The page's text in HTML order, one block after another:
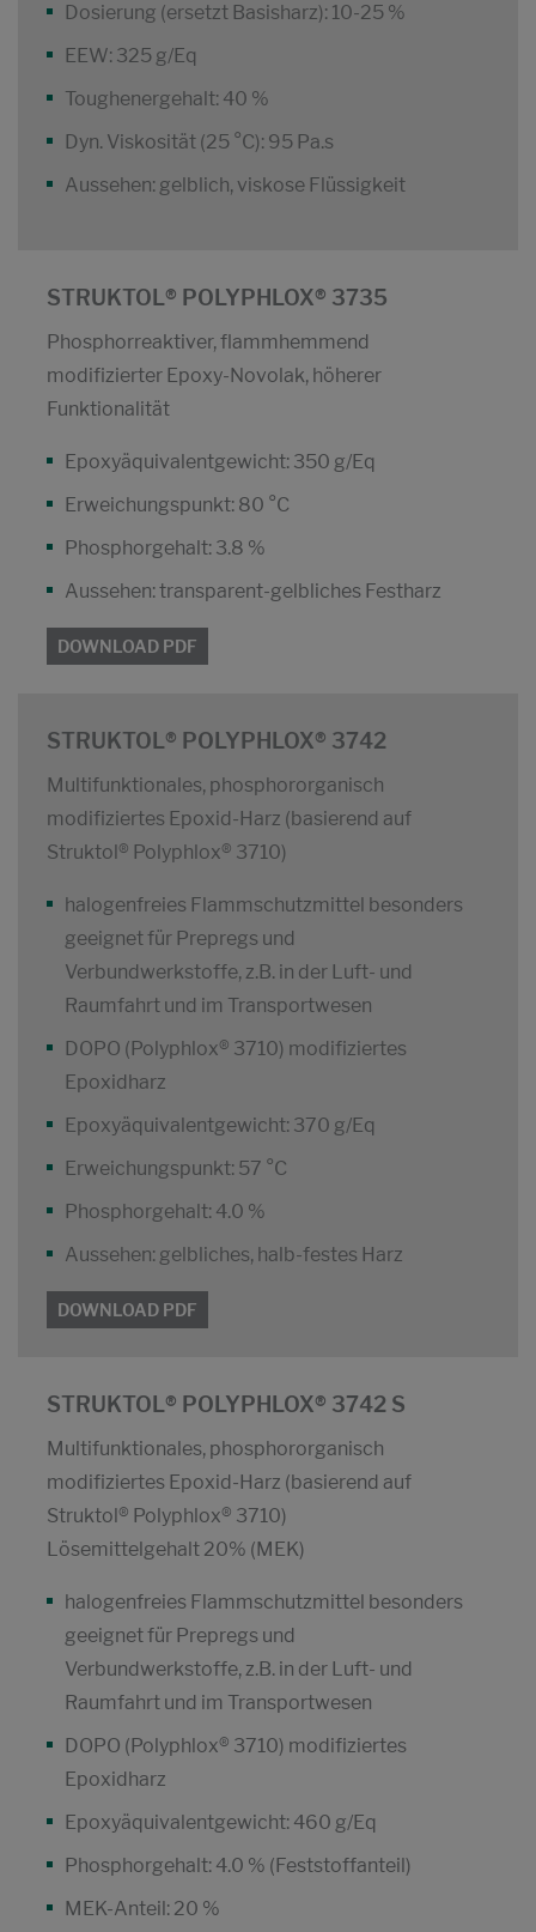
Dosierung (ersetzt Basisharz): 10-25 %
EEW: 325 g/Eq
Toughenergehalt: 40 %
Dyn. Viskosität (25 °C): 95 Pa.s
Aussehen: gelblich, viskose Flüssigkeit
STRUKTOL® POLYPHLOX® 3735
Phosphorreaktiver, flammhemmend
modifizierter Epoxy-Novolak, höherer
Funktionalität
Epoxyäquivalentgewicht: 350 g/Eq
Erweichungspunkt: 80 °C
Phosphorgehalt: 3.8 %
Aussehen: transparent-gelbliches Festharz
DOWNLOAD PDF
STRUKTOL® POLYPHLOX® 3742
Multifunktionales, phosphororganisch
modifiziertes Epoxid-Harz (basierend auf
Struktol® Polyphlox® 3710)
halogenfreies Flammschutzmittel besonders
geeignet für Prepregs und
Verbundwerkstoffe, z.B. in der Luft- und
Raumfahrt und im Transportwesen
DOPO (Polyphlox® 3710) modifiziertes
Epoxidharz
Epoxyäquivalentgewicht: 370 g/Eq
Erweichungspunkt: 57 °C
Phosphorgehalt: 4.0 %
Aussehen: gelbliches, halb-festes Harz
DOWNLOAD PDF
STRUKTOL® POLYPHLOX® 3742 S
Multifunktionales, phosphororganisch
modifiziertes Epoxid-Harz (basierend auf
Struktol® Polyphlox® 3710)
Lösemittelgehalt 20% (MEK)
halogenfreies Flammschutzmittel besonders
geeignet für Prepregs und
Verbundwerkstoffe, z.B. in der Luft- und
Raumfahrt und im Transportwesen
DOPO (Polyphlox® 3710) modifiziertes
Epoxidharz
Epoxyäquivalentgewicht: 460 g/Eq
Phosphorgehalt: 4.0 % (Feststoffanteil)
MEK-Anteil: 20 %